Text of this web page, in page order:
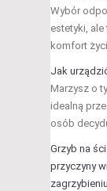
Wybór
estetyki,
komfort
Jak
Marzysz o
idealną
osób
Grzyb na
przyczyny
zagrzybieniu